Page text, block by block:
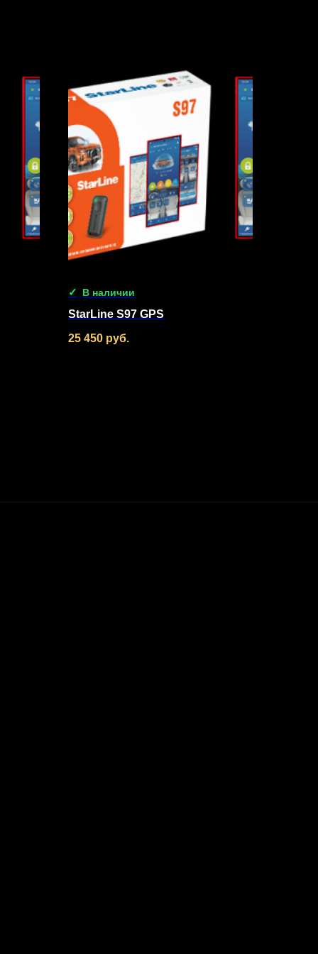
В наличии
StarLine S97 GPS
25 450 руб.